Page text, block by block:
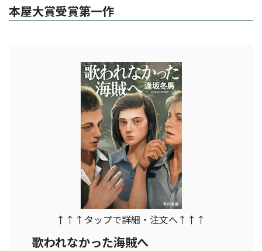
本屋大賞受賞第一作
↑↑↑タップで詳細・注文へ↑↑↑
歌われなかった海賊へ